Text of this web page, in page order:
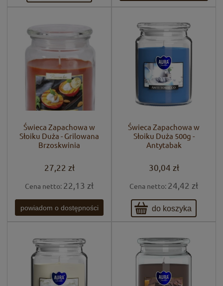
Świeca Zapachowa w
Słoiku Duża - Grilowana
Brzoskwinia
27,22 zł
Cena netto: 22,13 zł
powiadom o dostępności
Świeca Zapachowa w
Słoiku Duża 500g -
Antytabak
30,04 zł
Cena netto: 24,42 zł
do koszyka